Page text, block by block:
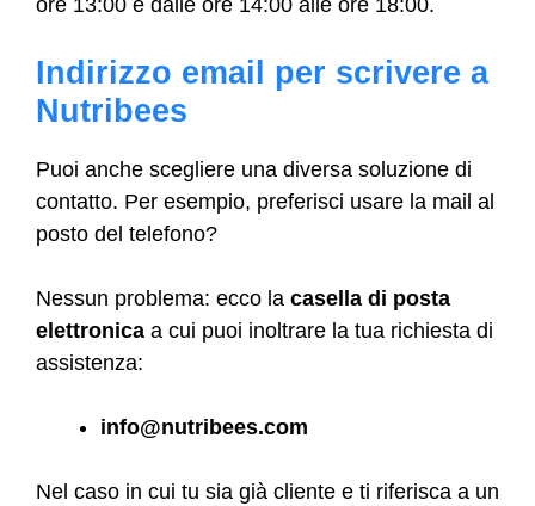
Indirizzo email per scrivere a
Nutribees
Puoi anche scegliere una diversa soluzione di
contatto. Per esempio, preferisci usare la mail al
posto del telefono?
Nessun problema: ecco la casella di posta
elettronica a cui puoi inoltrare la tua richiesta di
assistenza:
info@nutribees.com
Nel caso in cui tu sia già cliente e ti riferisca a un